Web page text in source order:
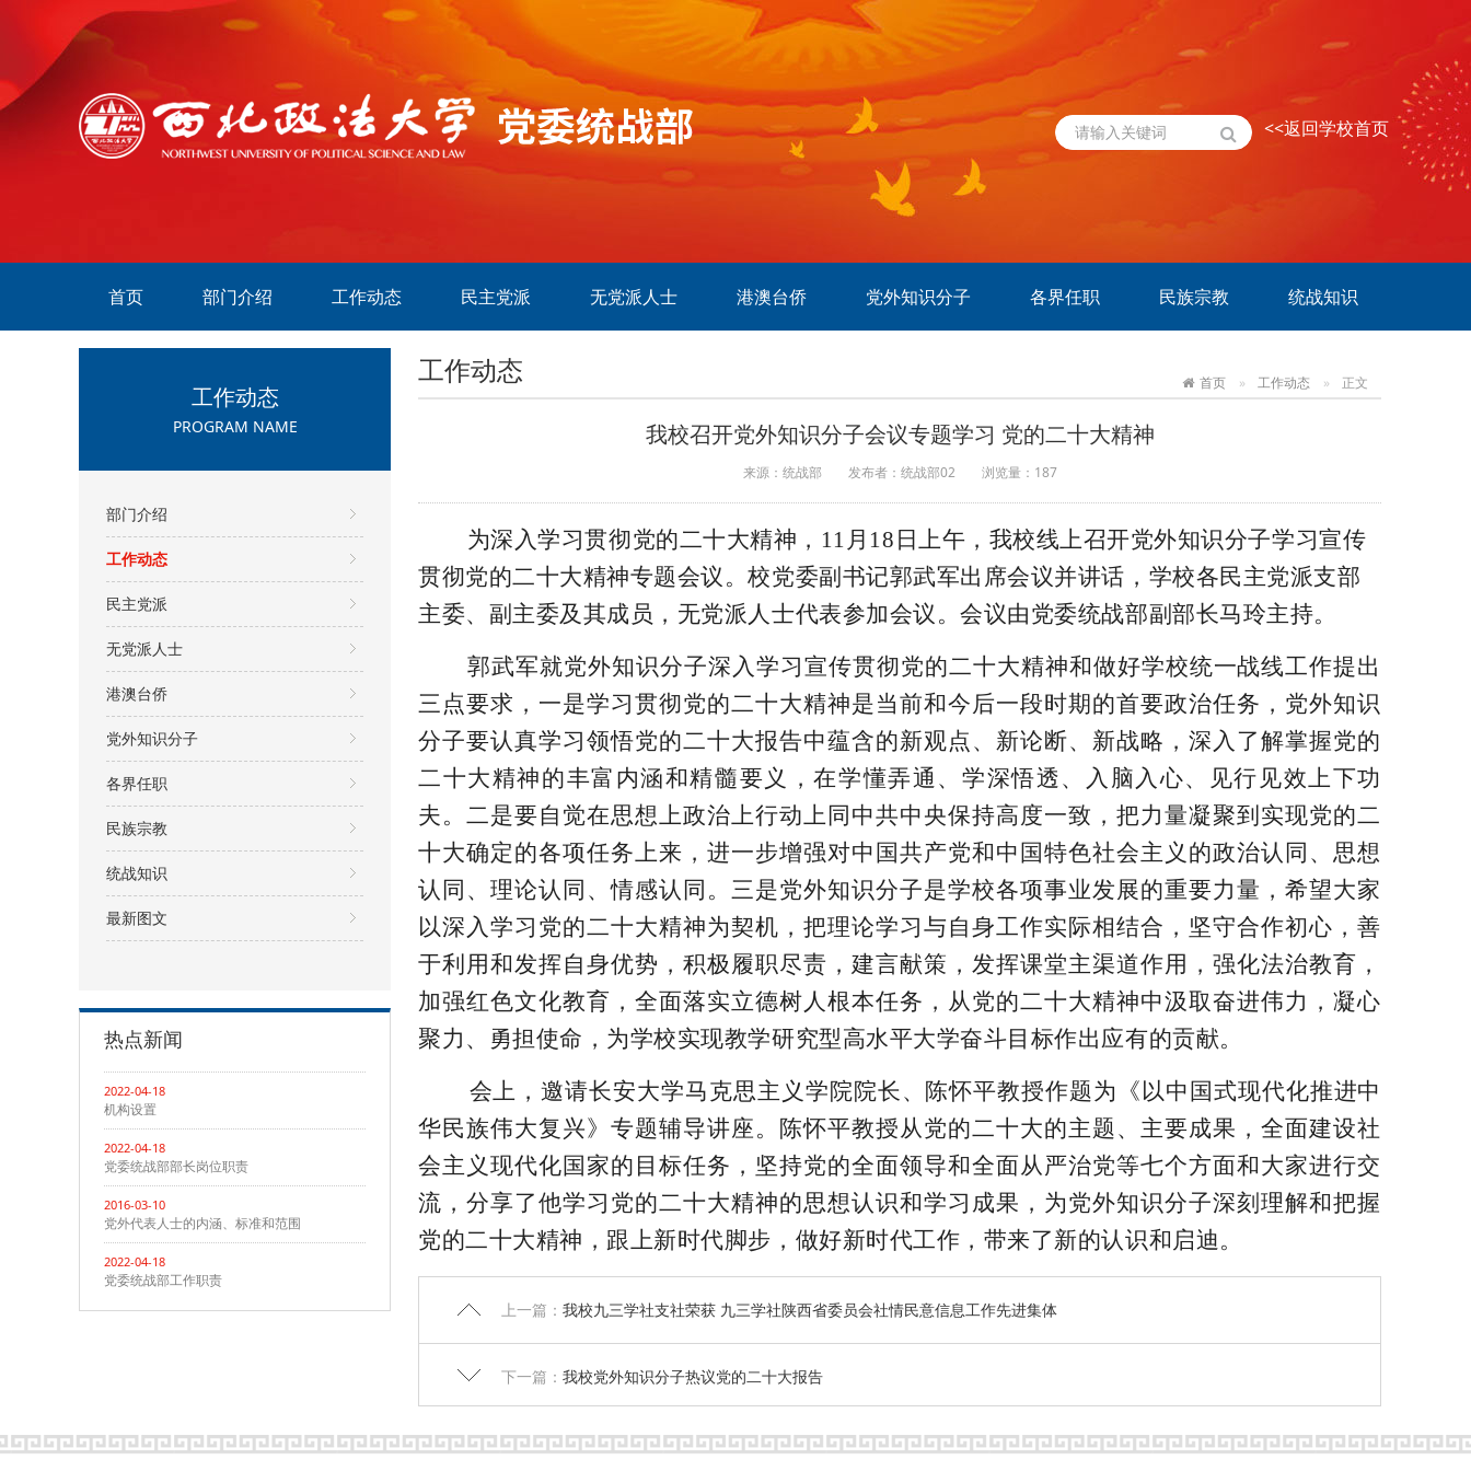
<<返回学校首页
首页 部门介绍 工作动态 民主党派 无党派人士 港澳台侨 党外知识分子 各界任职 民族宗教 统战知识
工作动态
PROGRAM NAME
部门介绍
工作动态
民主党派
无党派人士
港澳台侨
党外知识分子
各界任职
民族宗教
统战知识
最新图文
热点新闻
2022-04-18
机构设置
2022-04-18
党委统战部部长岗位职责
2016-03-10
党外代表人士的内涵、标准和范围
2022-04-18
党委统战部工作职责
首页 工作动态 正文
工作动态
我校召开党外知识分子会议专题学习 党的二十大精神
来源：统战部 发布者：统战部02 浏览量： 187
为深入学习贯彻党的二十大精神， 11 月 18 日上午，我校线上召开党外知识分子学习宣传
贯彻党的二十大精神专题会议。校党委副书记郭武军出席会议并讲话，学校各民主党派支部
主委、副主委及其成员，无党派人士代表参加会议。会议由党委统战部副部长马玲主持。
郭武军就党外知识分子深入学习宣传贯彻党的二十大精神和做好学校统一战线工作提出
三点要求，一是学习贯彻党的二十大精神是当前和今后一段时期的首要政治任务，党外知识
分子要认真学习领悟党的二十大报告中蕴含的新观点、新论断、新战略，深入了解掌握党的
二十大精神的丰富内涵和精髓要义，在学懂弄通、学深悟透、入脑入心、见行见效上下功
夫。二是要自觉在思想上政治上行动上同中共中央保持高度一致，把力量凝聚到实现党的二
十大确定的各项任务上来，进一步增强对中国共产党和中国特色社会主义的政治认同、思想
认同、理论认同、情感认同。三是党外知识分子是学校各项事业发展的重要力量，希望大家
以深入学习党的二十大精神为契机，把理论学习与自身工作实际相结合，坚守合作初心，善
于利用和发挥自身优势，积极履职尽责，建言献策，发挥课堂主渠道作用，强化法治教育，
加强红色文化教育，全面落实立德树人根本任务，从党的二十大精神中汲取奋进伟力，凝心
聚力、勇担使命，为学校实现教学研究型高水平大学奋斗目标作出应有的贡献。
会上，邀请长安大学马克思主义学院院长、陈怀平教授作题为《以中国式现代化推进中
华民族伟大复兴》专题辅导讲座。陈怀平教授从党的二十大的主题、主要成果，全面建设社
会主义现代化国家的目标任务，坚持党的全面领导和全面从严治党等七个方面和大家进行交
流，分享了他学习党的二十大精神的思想认识和学习成果，为党外知识分子深刻理解和把握
党的二十大精神，跟上新时代脚步，做好新时代工作，带来了新的认识和启迪。
上一篇： 我校九三学社支社荣获 九三学社陕西省委员会社情民意信息工作先进集体
下一篇： 我校党外知识分子热议党的二十大报告